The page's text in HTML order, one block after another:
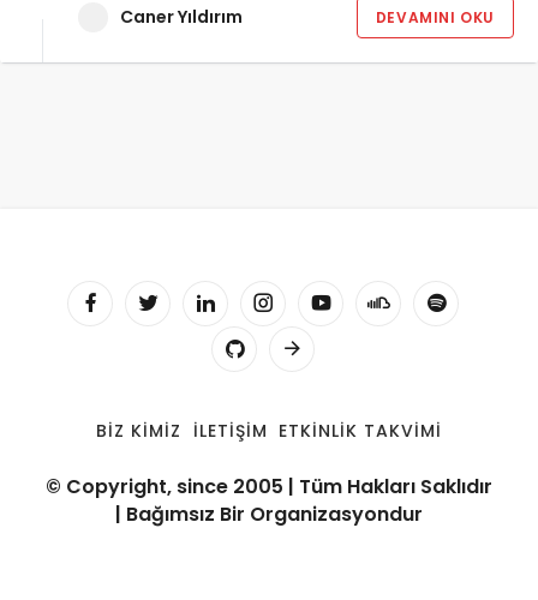
Caner Yıldırım DEVAMINI OKU
BIZ KIMIZ İLETIŞIM ETKINLIK TAKVIMI
© Copyright, since 2005 | Tüm Hakları Saklıdır
| Bağımsız Bir Organizasyondur